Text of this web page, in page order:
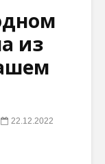
из
22.12.2022